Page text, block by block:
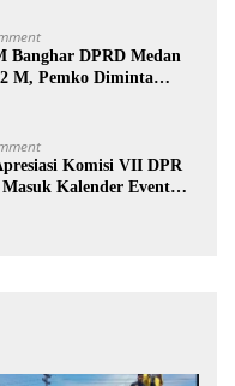
Banghar DPRD Medan
M, Pemko Diminta
Komisi VII DPR
Kalender Event